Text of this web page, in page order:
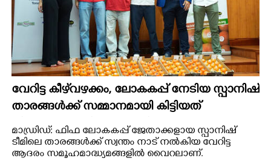
വേറിട്ട കീഴ്‌‌വഴക്കം,​ ലോകകപ്പ് നേടിയ സ്പാനിഷ്
താരങ്ങൾക്ക് സമ്മാനമായി കിട്ടിയത്
കിലോക്കണക്കിന് തക്കാളി
മാഡ്രിഡ്: ഫിഫ ലോകകപ്പ് ജേതാക്കളായ സ്പാനിഷ്
ടീമിലെ താരങ്ങൾക്ക് സ്വന്തം നാട് നൽകിയ വേറിട്ട
ആദരം സമൂഹമാദ്ധ്യമങ്ങളിൽ വൈറലാണ്.